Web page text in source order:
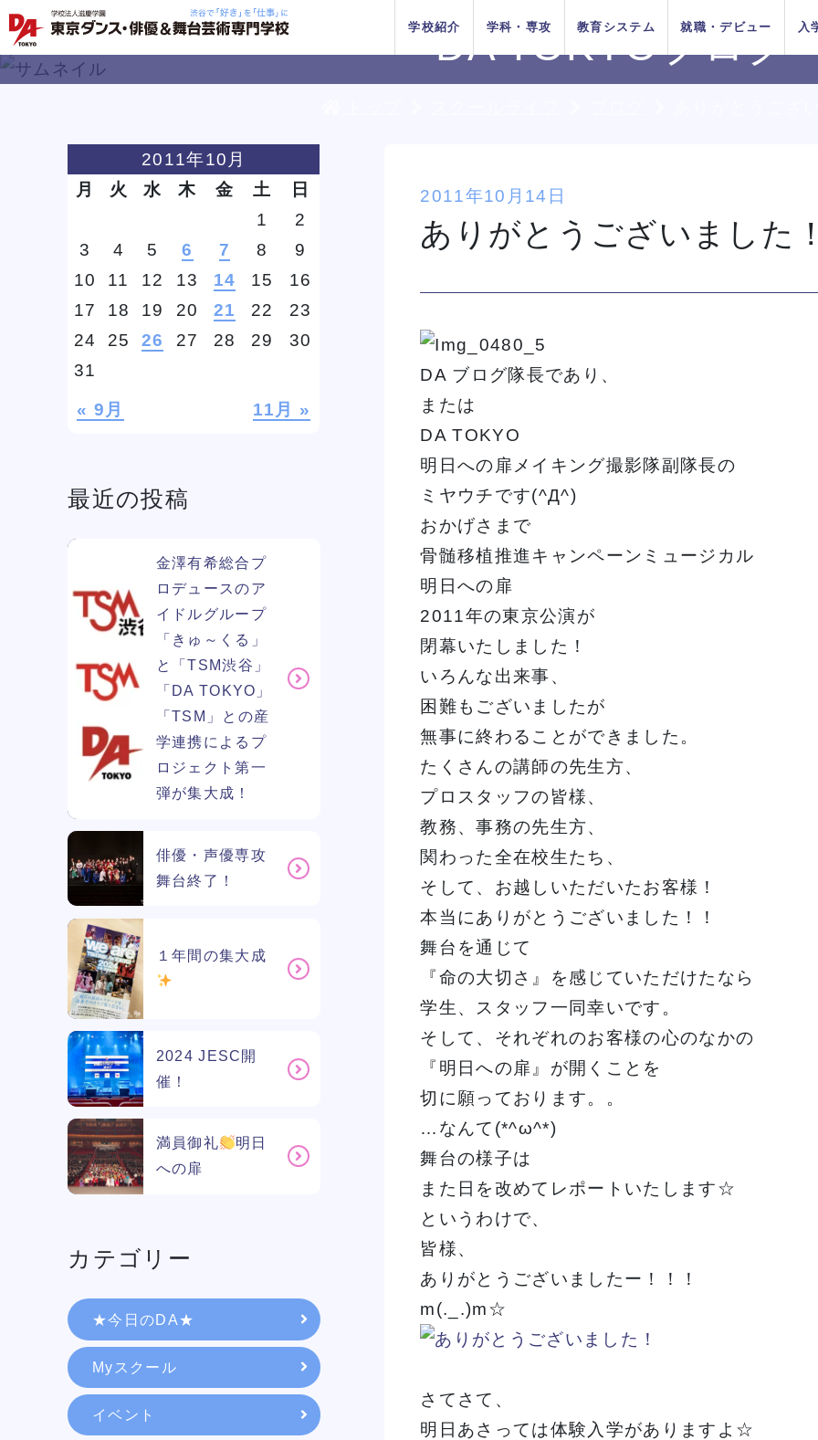
学校紹介
一覧を見る
私たちの目指す
施設紹介
DA TOKYOがお
約束する4つの
専門学校と大学
の違い
ソーシャルメデ
ィアツール
情報公開 スタッフ募集
リンク集
じっくり100分レッスンDAY
三大テーマパークトリプルレッス
ン
DA TOKYOのオープンキャンパ
スに参加してみよう！
学科・専攻
一覧を見る
K-POP
ン進路選びサポート
じっくり100分レッスンDAY
三大テーマパークトリプルレッス
ン
DA TOKYOのオープンキャンパ
スに参加してみよう！
教育システム
一覧を見る
企業プロジェク
Wメジャーカリ
キュラム
海外実学教育シ
じっくり100分レッスンDAY
三大テーマパークトリプルレッス
ン
DA TOKYOのオープンキャンパ
スに参加してみよう！
就職・デビュー
一覧を見る
就職システム
デビューシステ
あなたの夢は何
ですか？
じっくり100分レッスンDAY
三大テーマパークトリプルレッス
ン
DA TOKYOのオープンキャンパ
スに参加してみよう！
入
一覧を見る
一般入学
（日）出願
受付開始
推薦入学
（木）出願
受付開始
学費サポート
高等教育の修学
支援新制度
じっくり100分レッスンDAY
三大テーマパークトリプルレッス
ン
DA TOKYOのオープンキャンパ
スに参加してみよう！
一覧を見る
年間イベントス
ケジュール
DA TOKYOの在
DA TOKYOブログ
金澤有希総合プ
ロデュースのア
イドルグループ
「きゅ～くる」
と「TSM渋
谷」「DA
「TSM」との
産学連携による
プロジェクト第
一弾が集大成！
１年間の集大成
じっくり100分レッスンDAY
三大テーマパークトリプルレッス
ン
DA TOKYOのオープンキャンパ
スに参加してみよう！
一覧を見る
保護者の方へ 留学生の方へ 高校の先生方へ
企業の方へ
じっくり100分レッスンDAY
三大テーマパークトリプルレッス
ン
DA TOKYOのオープンキャンパ
スに参加してみよう！
DA TOKYOブログ
2011年10月14日
ありがとうございました
DA ブログ隊長であり、
または
DA TOKYO
明日への扉メイキング撮影隊副隊長の
ミヤウチです(^Д^)
おかげさまで
骨髄移植推進キャンペーンミュージカル
明日への扉
2011年の東京公演が
閉幕いたしました！
いろんな出来事、
困難もございましたが
無事に終わることができました。
たくさんの講師の先生方、
プロスタッフの皆様、
教務、事務の先生方、
関わった全在校生たち、
そして、お越しいただいたお客様！
本当にありがとうございました！！
舞台を通じて
『命の大切さ』を感じていただけたなら
学生、スタッフ一同幸いです。
そして、それぞれのお客様の心のなかの
『明日への扉』が開くことを
切に願っております。。
…なんて(*^ω^*)
舞台の様子は
また日を改めてレポートいたします☆
というわけで、
皆様、
ありがとうございましたー！！！
m(._.)m☆
さてさて、
明日あさっては体験入学がありますよ☆
2011年10月
月
火 水 木 金 土 日
« 9月 11月 »
1
2
3
4 5 6 7 8
9
10
11 12 13 14 15
16
17
18 19 20 21 22
23
24
25 26 27 28 29
30
31
最近の投稿
金澤有希総合プ
ロデュースのア
イドルグループ
「きゅ～くる」
と「TSM渋谷」
「DA TOKYO」
「TSM」との産
学連携によるプ
ロジェクト第一
弾が集大成！
俳優・声優専攻
舞台終了！
１年間の集大成
2024 JESC開
催！
満員御礼
明日
への扉
カテゴリー
★今日のDA★
Myスクール
イベント
macoto氏によるバックダンサーレッスン
イベント一覧を見る